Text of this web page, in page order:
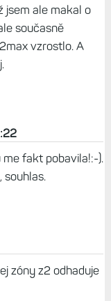
jsem ale makal o
současně
vzrostlo. A
fakt pobavila!:-).
souhlas.
zóny z2 odhaduje